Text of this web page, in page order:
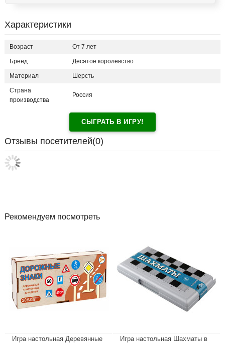
Характеристики
Возраст От 7 лет
Бренд Десятое королевство
Материал Шерсть
Страна
производства
Россия
СЫГРАТЬ В ИГРУ!
Отзывы посетителей(0)
Рекомендуем посмотреть
Игра настольная Деревянные Игра настольная Шахматы в